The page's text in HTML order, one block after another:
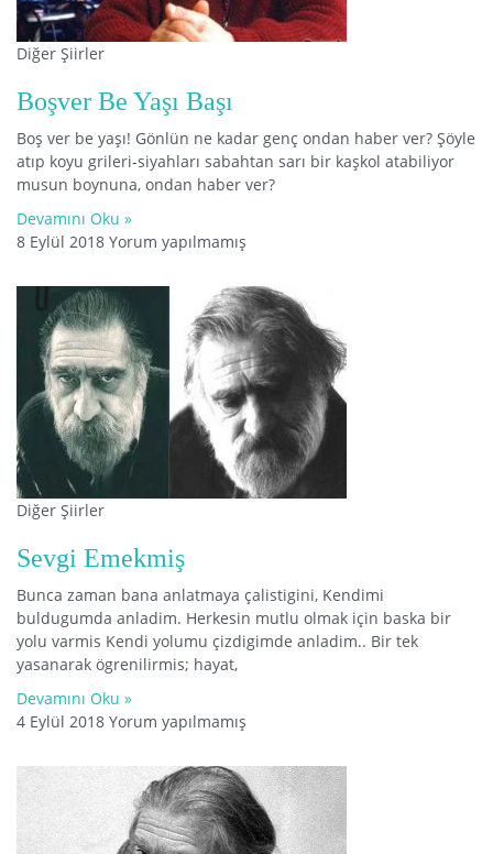
Diğer Şiirler
Boşver Be Yaşı Başı
Boş ver be yaşı! Gönlün ne kadar genç ondan haber ver? Şöyle
atıp koyu grileri-siyahları sabahtan sarı bir kaşkol atabiliyor
musun boynuna, ondan haber ver?
Devamını Oku »
8 Eylül 2018 Yorum yapılmamış
Diğer Şiirler
Sevgi Emekmiş
Bunca zaman bana anlatmaya çalistigini, Kendimi
buldugumda anladim. Herkesin mutlu olmak için baska bir
yolu varmis Kendi yolumu çizdigimde anladim.. Bir tek
yasanarak ögrenilirmis; hayat,
Devamını Oku »
4 Eylül 2018 Yorum yapılmamış